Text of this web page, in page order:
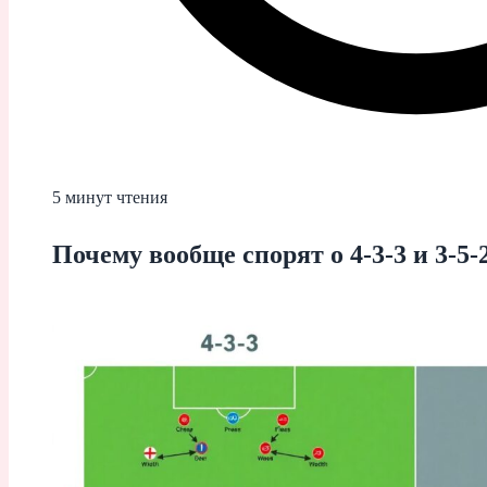
5 минут чтения
Почему вообще спорят о 4-3-3 и 3-5-